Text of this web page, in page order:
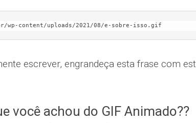
wp-content/uploads/2021/08/e-sobre-isso.gif
escrever, engrandeça esta frase com
você achou do GIF Animado??